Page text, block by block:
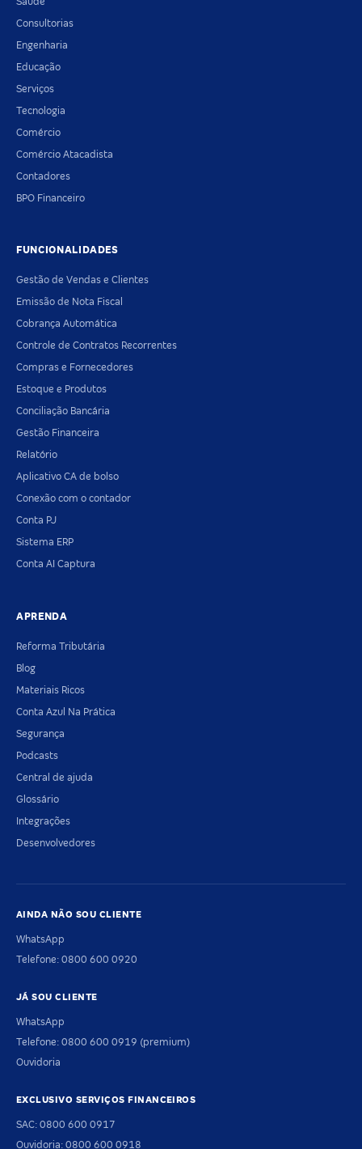
Consultorias
Engenharia
Educação
Serviços
Tecnologia
Comércio
Comércio Atacadista
Contadores
BPO Financeiro
FUNCIONALIDADES
Gestão de Vendas e Clientes
Emissão de Nota Fiscal
Cobrança Automática
Controle de Contratos Recorrentes
Compras e Fornecedores
Estoque e Produtos
Conciliação Bancária
Gestão Financeira
Relatório
Aplicativo CA de bolso
Conexão com o contador
Conta PJ
Sistema ERP
Conta AI Captura
APRENDA
Reforma Tributária
Blog
Materiais Ricos
Conta Azul Na Prática
Segurança
Podcasts
Central de ajuda
Glossário
Integrações
Desenvolvedores
AINDA NÃO SOU CLIENTE
WhatsApp
Telefone: 0800 600 0920
JÁ SOU CLIENTE
WhatsApp
Telefone: 0800 600 0919 (premium)
Ouvidoria
EXCLUSIVO SERVIÇOS FINANCEIROS
SAC: 0800 600 0917
Ouvidoria: 0800 600 0918